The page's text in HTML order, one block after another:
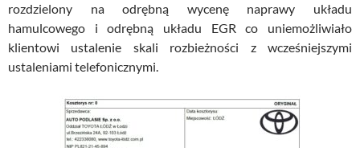
rozdzielony na odrębną wycenę naprawy układu
hamulcowego i odrębną układu EGR co uniemożliwiało
klientowi ustalenie skali rozbieżności z wcześniejszymi
ustaleniami telefonicznymi.